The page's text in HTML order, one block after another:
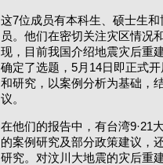
这7位成员有本科生、硕士生
员。他们在密切关注灾区情况
现，目前我国介绍地震灾后重
确定了选题，5月14日即正式
和研究，以案例分析为基础，
议。
在他们的报告中，有台湾9·21
的案例研究及部分政策建议，
研究。对汶川大地震的灾后重